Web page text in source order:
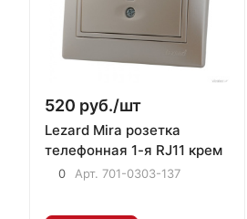
520 руб./шт
Lezard Mira розетка
телефонная 1-я RJ11 крем
0 Арт. 701-0303-137